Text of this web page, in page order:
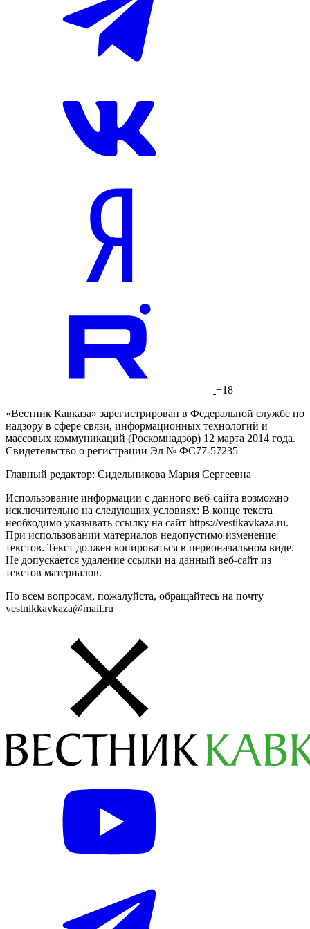
+18
«Вестник Кавказа» зарегистрирован в Федеральной службе по
надзору в сфере связи, информационных технологий и
массовых коммуникаций (Роскомнадзор) 12 марта 2014 года.
Свидетельство о регистрации Эл № ФС77-57235
Главный редактор: Сидельникова Мария Сергеевна
Использование информации с данного веб-сайта возможно
исключительно на следующих условиях: В конце текста
необходимо указывать ссылку на сайт https://vestikavkaza.ru.
При использовании материалов недопустимо изменение
текстов. Текст должен копироваться в первоначальном виде.
Не допускается удаление ссылки на данный веб-сайт из
текстов материалов.
По всем вопросам, пожалуйста, обращайтесь на почту
vestnikkavkaza@mail.ru